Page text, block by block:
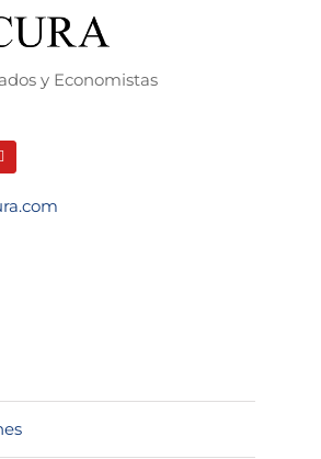
y Economistas